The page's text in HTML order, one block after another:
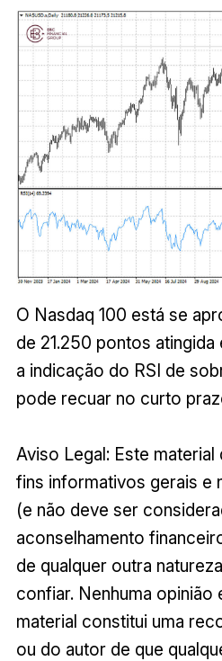
O Nasdaq 100 está se
de 21.250 pontos
a indicação do RSI de
pode recuar no curto
Aviso Legal: Este material
fins informativos gerais e
(e não deve ser
aconselhamento
de qualquer outra
confiar. Nenhuma opinião
material constitui uma
ou do autor de que